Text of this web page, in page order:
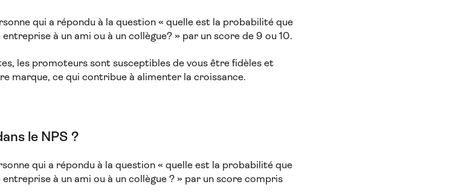
qui a répondu à la question « quelle est la probabilité que
à un ami ou à un collègue? » par un score de 9 ou 10.
les promoteurs sont susceptibles de vous être fidèles et
marque, ce qui contribue à alimenter la croissance.
le NPS ?
qui a répondu à la question « quelle est la probabilité que
à un ami ou à un collègue ? » par un score compris